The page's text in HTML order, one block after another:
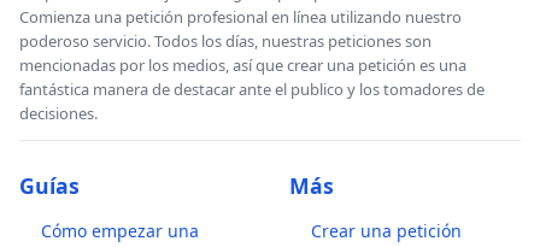
Comienza una petición profesional en línea utilizando nuestro
poderoso servicio. Todos los días, nuestras peticiones son
mencionadas por los medios, así que crear una petición es una
fantástica manera de destacar ante el publico y los tomadores de
decisiones.
Guías
Cómo empezar una
Más
Crear una petición